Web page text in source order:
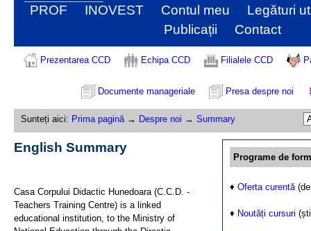
PROF
INOVEST Contul meu
Legături
Publicații
Contact
Prezentarea CCD Echipa CCD Filialele CCD
Documente manageriale Presa despre noi
Sunteți aici: Prima pagină→ Despre noi → Summary
Programe de
♦ Oferta curentă
♦ Noutăți cursuri
English Summary
Casa Corpului Didactic Hunedoara (C.C.D. -
Teachers Training Centre) is a linked
educational institution, to the Ministry of